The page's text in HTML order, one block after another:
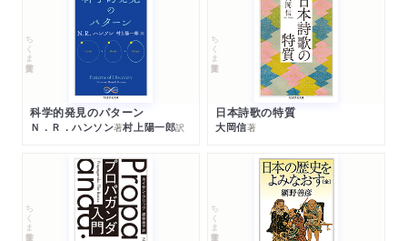
ちくま学芸文庫
科学的発見のパターン
Ｎ．Ｒ．ハンソン著村上陽一郎訳
ちくま学芸文庫
日本詩歌の特質
大岡信著
ちくま学芸文庫 ちくま学芸文庫